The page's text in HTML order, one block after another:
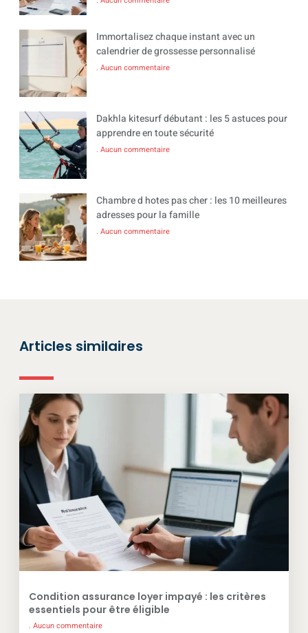
Immortalisez chaque instant avec un
calendrier de grossesse personnalisé
Aucun commentaire
Dakhla kitesurf débutant : les 5 astuces pour
apprendre en toute sécurité
Aucun commentaire
Chambre d hotes pas cher : les 10 meilleures
adresses pour la famille
Aucun commentaire
Articles similaires
Condition assurance loyer impayé : les critères
essentiels pour être éligible
Aucun commentaire